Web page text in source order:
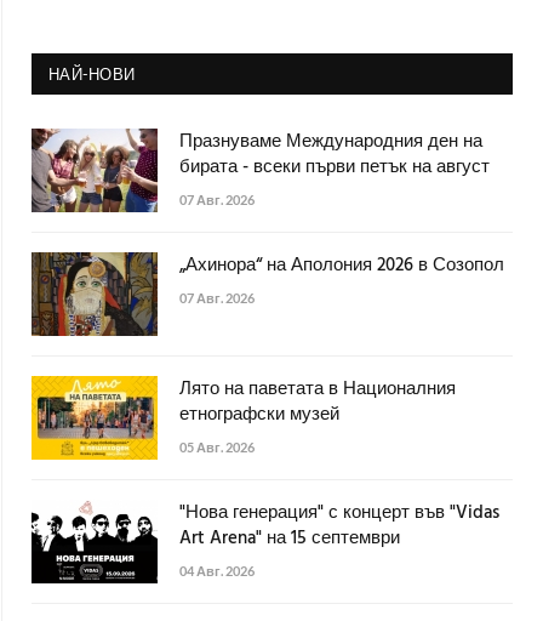
НАЙ-НОВИ
Празнуваме Международния ден на
бирата - всеки първи петък на август
07 Авг. 2026
„Ахинора“ на Аполония 2026 в Созопол
07 Авг. 2026
Лято на паветата в Националния
етнографски музей
05 Авг. 2026
"Нова генерация" с концерт във "Vidas
Art Arena" на 15 септември
04 Авг. 2026